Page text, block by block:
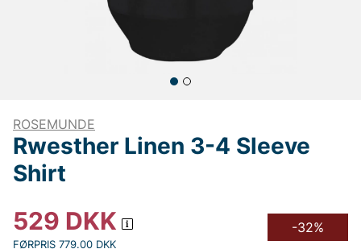
ROSEMUNDE
Rwesther Linen 3-4 Sleeve
Shirt
529 DKK
FØRPRIS 779.00 DKK
-32%